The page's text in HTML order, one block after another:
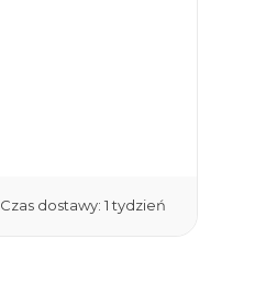
Czas dostawy: 1 tydzień